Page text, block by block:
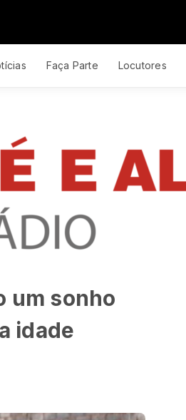
Faça Parte Locutores
um sonho
idade